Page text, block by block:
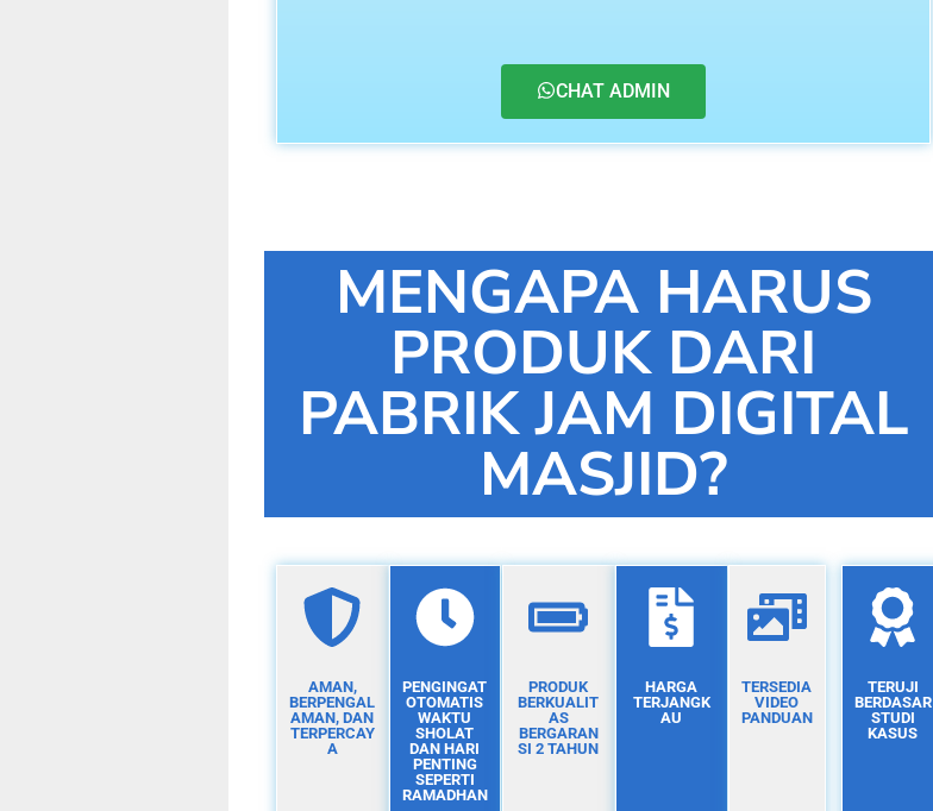
CHAT ADMIN
MENGAPA HARUS
PRODUK DARI
PABRIK JAM DIGITAL
MASJID?
AMAN,
BERPENGAL
AMAN, DAN
TERPERCAY
A
PENGINGAT
OTOMATIS
WAKTU
SHOLAT
DAN HARI
PENTING
SEPERTI
RAMADHAN
PRODUK
BERKUALIT
AS
BERGARAN
SI 2 TAHUN
HARGA
TERJANGK
AU
TERSEDIA
VIDEO
PANDUAN
TERUJI
BERDASAR
STUDI
KASUS